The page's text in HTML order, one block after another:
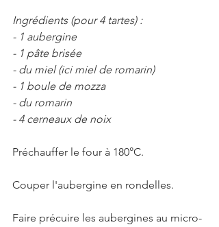
Ingrédients (pour 4 tartes) :
- 1 aubergine
- 1 pâte brisée
- du miel (ici miel de romarin)
- 1 boule de mozza
- du romarin
- 4 cerneaux de noix
Préchauffer le four à 180°C.
Couper l'aubergine en rondelles.
Faire précuire les aubergines au micro-